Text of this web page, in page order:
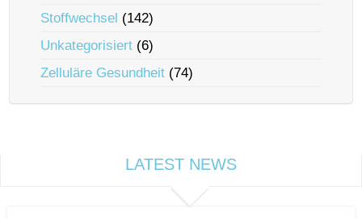
Stoffwechsel (142)
Unkategorisiert (6)
Zelluläre Gesundheit (74)
LATEST NEWS